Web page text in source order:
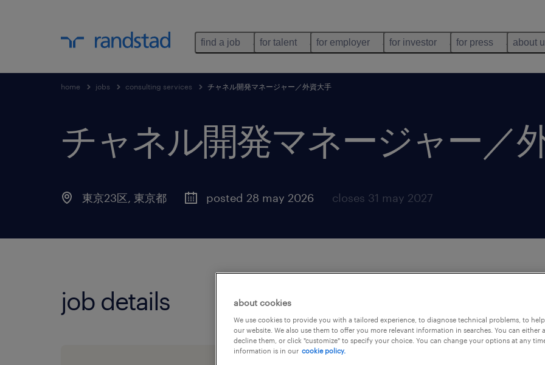
find a job for talent for employer for investor for press about
home jobs consulting services チャネル開発マネージャー／外資大手
チャネル開発マネージャー／
東京23区, 東京都 posted 28 may 2026 closes 31 may 2027
job details about cookies
We use cookies to provide you with a tailored experience, to diagnose technical problems, to
our website. We also use them to offer you more relevant information in searches. You can either
decline them, or click "customize" to specify your choice. You can change your options at any
information is in our cookie policy.